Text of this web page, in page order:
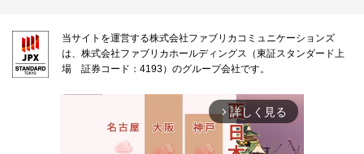
当サイトを運営する株式会社ファブリカコミュニケーションズ
は、株式会社ファブリカホールディングス（東証スタンダード上
場 証券コード：4193）のグループ会社です。
arrow_forward_ios 詳しく見る